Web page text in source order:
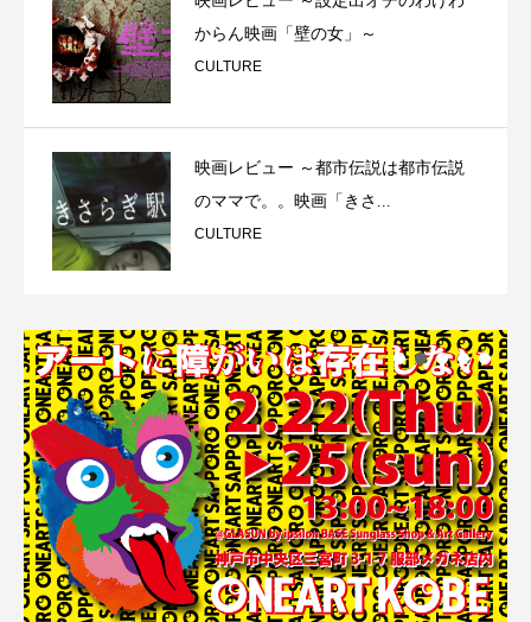
からん映画「壁の女」～
CULTURE
映画レビュー ～都市伝説は都市伝説
のママで。。映画「きさ...
CULTURE